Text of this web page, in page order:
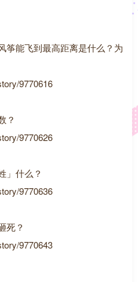
筝能飞到最高距离是什么？为
9770616
？
9770626
」什么？
9770636
死？
9770643